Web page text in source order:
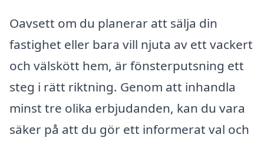
Oavsett om du planerar att sälja din
fastighet eller bara vill njuta av ett vackert
och välskött hem, är fönsterputsning ett
steg i rätt riktning. Genom att inhandla
minst tre olika erbjudanden, kan du vara
säker på att du gör ett informerat val och